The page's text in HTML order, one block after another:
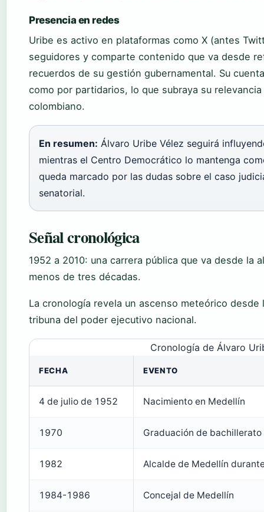
Presencia en redes
Uribe es activo en plataformas como X (antes
seguidores y comparte contenido que va desde
recuerdos de su gestión gubernamental. Su
como por partidarios, lo que subraya su
colombiano.
En resumen: Álvaro Uribe Vélez seguirá
mientras el Centro Democrático lo mantenga
queda marcado por las dudas sobre el caso
senatorial.
Señal cronológica
1952 a 2010: una carrera pública que va desde la
menos de tres décadas.
La cronología revela un ascenso meteórico desde
tribuna del poder ejecutivo nacional.
Cronología de Álvaro
FECHA EVENTO
4 de julio de 1952 Nacimiento en Medellín
1970 Graduación de
1982 Alcalde de Medellín
1984-1986 Concejal de Medellín